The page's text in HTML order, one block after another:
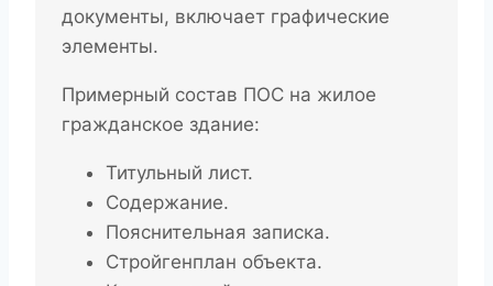
документы, включает графические
элементы.
Примерный состав ПОС на жилое
гражданское здание:
Титульный лист.
Содержание.
Пояснительная записка.
Стройгенплан объекта.